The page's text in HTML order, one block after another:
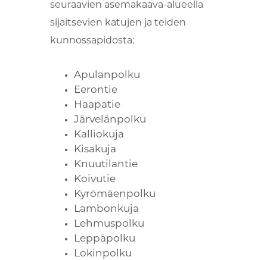
seuraavien asemakaava-alueella
sijaitsevien katujen ja teiden
kunnossapidosta:
Apulanpolku
Eerontie
Haapatie
Järvelänpolku
Kalliokuja
Kisakuja
Knuutilantie
Koivutie
Kyrömäenpolku
Lambonkuja
Lehmuspolku
Leppäpolku
Lokinpolku